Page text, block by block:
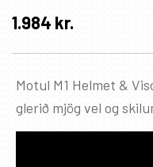
1.984 kr.
Motul M1 Helmet &
glerið mjög vel og